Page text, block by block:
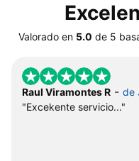
Valorado en 5.0 de 5
Raul Viramontes R - de
"Excekente servicio..."